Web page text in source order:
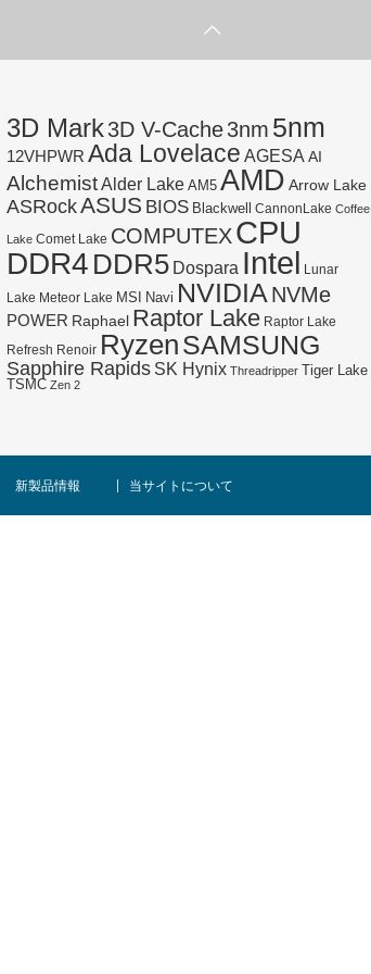
3D Mark3D V-Cache3nm 5nm
12VHPWR Ada Lovelace AGESA AI
AlchemistAlder Lake AM5 AMD Arrow Lake
ASRockASUS BIOS Blackwell CannonLake Coffee
Lake Comet Lake COMPUTEXCPU
DDR4 DDR5 Dospara Intel Lunar
Lake Meteor Lake MSI Navi NVIDIA NVMe
POWER Raphael Raptor Lake Raptor Lake
Refresh Renoir RyzenSAMSUNG
Sapphire Rapids SK Hynix Threadripper Tiger Lake
TSMC Zen 2
製品情報 当サイトについて